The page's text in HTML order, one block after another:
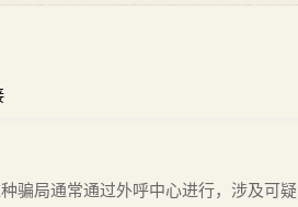
骗局通常通过外呼中心进行，涉及可疑